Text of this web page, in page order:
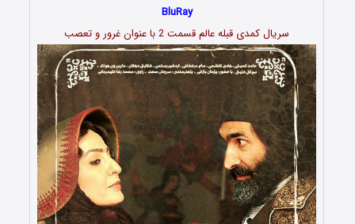
BluRay
سریال کمدی قبله عالم قسمت 2 با عنوان غرور و تعصب